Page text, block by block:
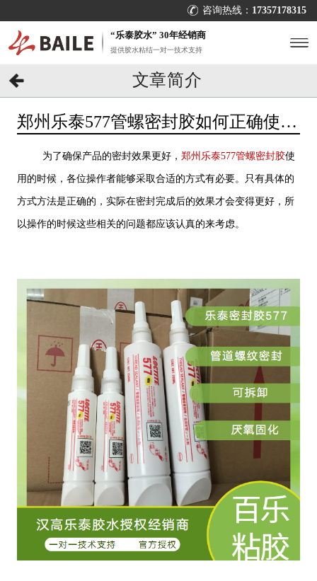
咨询热线： 17357178315
“乐泰胶水” 30年经销商
提供胶水粘结一对一技术支持
文章简介
郑州乐泰577管螺密封胶如何正确使
为了确保产品的密封效果更好， 郑州乐泰577管螺密封胶使
用的时候，各位操作者能够采取合适的方式有必要。只有具体的
方式方法是正确的，实际在密封完成后的效果才会变得更好，所
以操作的时候这些相关的问题都应该认真的来考虑。